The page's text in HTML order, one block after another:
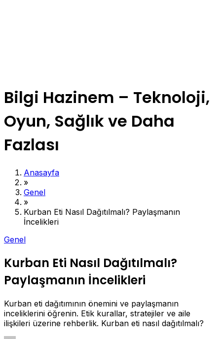
Bilgi Hazinem – Teknoloji,
Oyun, Sağlık ve Daha
Fazlası
Anasayfa
»
Genel
»
Kurban Eti Nasıl Dağıtılmalı? Paylaşmanın
İncelikleri
Genel
Kurban Eti Nasıl Dağıtılmalı?
Paylaşmanın İncelikleri
Kurban eti dağıtımının önemini ve paylaşmanın
inceliklerini öğrenin. Etik kurallar, stratejiler ve aile
ilişkileri üzerine rehberlik. Kurban eti nasıl dağıtılmalı?